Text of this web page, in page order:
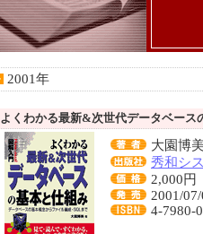
2001年
よくわかる最新&次世代データベース
大園博
秀和シ
2,000円
2001/
4-7980-